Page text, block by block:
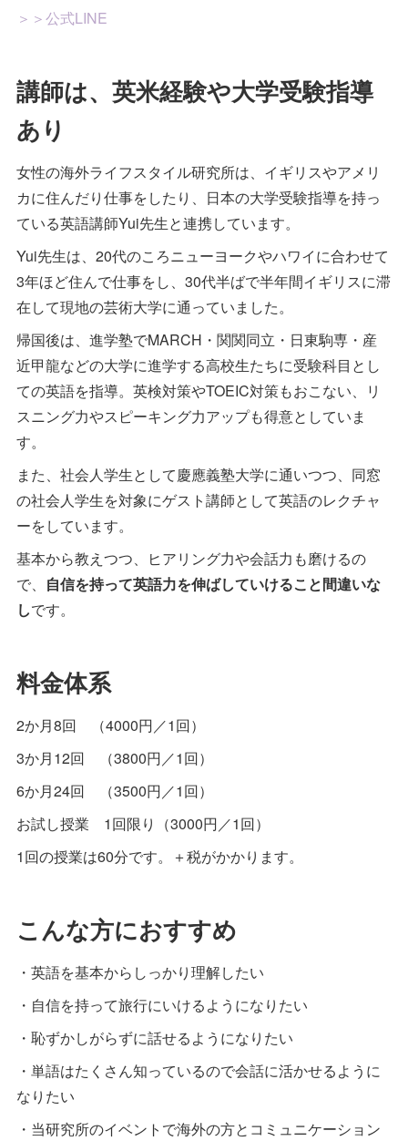
＞＞公式LINE
講師は、英米経験や大学受験指導
あり
女性の海外ライフスタイル研究所は、イギリスやアメリ
カに住んだり仕事をしたり、日本の大学受験指導を持っ
ている英語講師Yui先生と連携しています。
Yui先生は、20代のころニューヨークやハワイに合わせて
3年ほど住んで仕事をし、30代半ばで半年間イギリスに滞
在して現地の芸術大学に通っていました。
帰国後は、進学塾でMARCH・関関同立・日東駒専・産
近甲龍などの大学に進学する高校生たちに受験科目とし
ての英語を指導。英検対策やTOEIC対策もおこない、リ
スニング力やスピーキング力アップも得意としていま
す。
また、社会人学生として慶應義塾大学に通いつつ、同窓
の社会人学生を対象にゲスト講師として英語のレクチャ
ーをしています。
基本から教えつつ、ヒアリング力や会話力も磨けるの
で、 自信を持って英語力を伸ばしていけること間違いな
しです。
料金体系
2か月8回 （4000円／1回）
3か月12回 （3800円／1回）
6か月24回 （3500円／1回）
お試し授業 1回限り（3000円／1回）
1回の授業は60分です。＋税がかかります。
こんな方におすすめ
・英語を基本からしっかり理解したい
・自信を持って旅行にいけるようになりたい
・恥ずかしがらずに話せるようになりたい
・単語はたくさん知っているので会話に活かせるように
なりたい
・当研究所のイベントで海外の方とコミュニケーション